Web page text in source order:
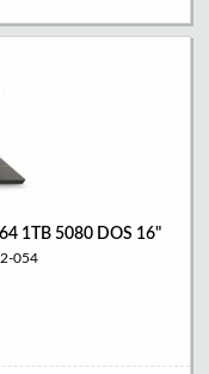
1TB 5080 DOS 16"
054